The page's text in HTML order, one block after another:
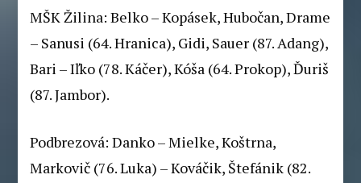
MŠK Žilina: Belko – Kopásek, Hubočan, Drame
– Sanusi (64. Hranica), Gidi, Sauer (87. Adang),
Bari – Iľko (78. Káčer), Kóša (64. Prokop), Ďuriš
(87. Jambor).
Podbrezová: Danko – Mielke, Koštrna,
Markovič (76. Luka) – Kováčik, Štefánik (82.